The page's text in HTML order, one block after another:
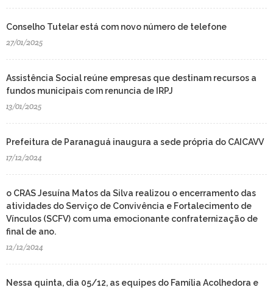
Conselho Tutelar está com novo número de telefone
27/01/2025
Assistência Social reúne empresas que destinam recursos a
fundos municipais com renuncia de IRPJ
13/01/2025
Prefeitura de Paranaguá inaugura a sede própria do CAICAVV
17/12/2024
o CRAS Jesuína Matos da Silva realizou o encerramento das
atividades do Serviço de Convivência e Fortalecimento de
Vínculos (SCFV) com uma emocionante confraternização de
final de ano.
12/12/2024
Nessa quinta, dia 05/12, as equipes do Família Acolhedora e